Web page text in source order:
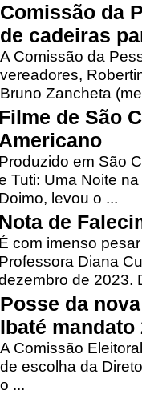
Comissão da
de cadeiras
A Comissão da
vereadores,
Bruno Zancheta
Filme de São
Americano
Produzido em São
Tuti: Uma Noite
Doimo, levou o ...
Nota de
É com imenso
Professora Diana
de 2023.
Posse da
Ibaté mandato
A Comissão
de escolha da
o ...